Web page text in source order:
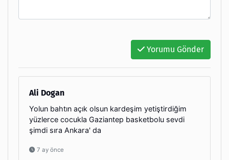
Yorumu Gönder
Ali Dogan
Yolun bahtın açık olsun kardeşim yetiştirdiğim
yüzlerce cocukla Gaziantep basketbolu sevdi
şimdi sıra Ankara' da
7 ay önce